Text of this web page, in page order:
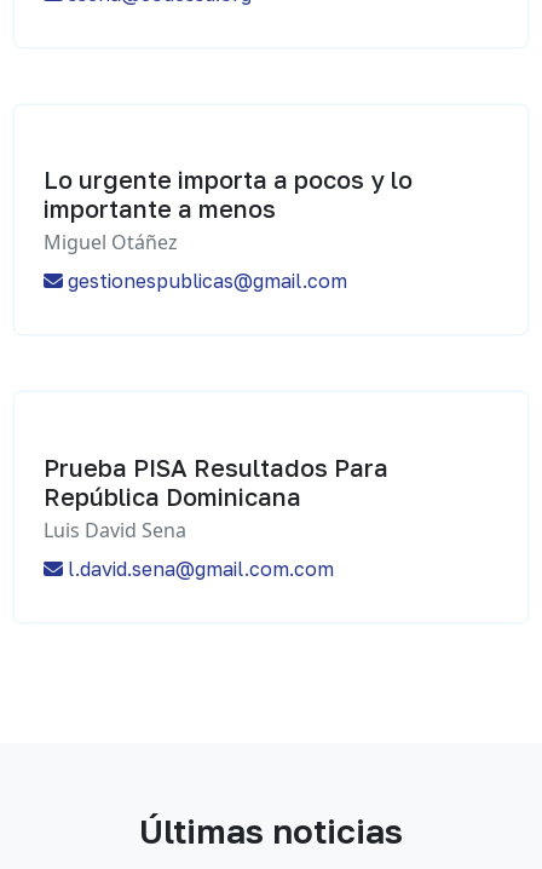
Lo urgente importa a pocos y lo
importante a menos
Miguel Otáñez
gestionespublicas@gmail.com
Prueba PISA Resultados Para
República Dominicana
Luis David Sena
l.david.sena@gmail.com.com
Últimas noticias